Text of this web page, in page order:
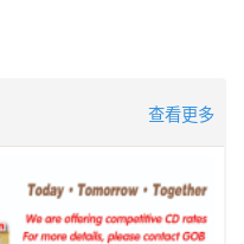
查看更多